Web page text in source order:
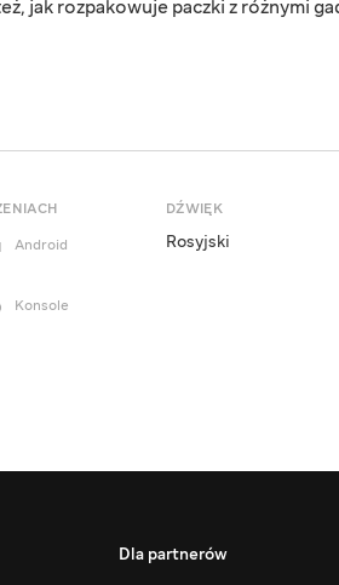
jak rozpakowuje paczki z różnymi
Android
Konsole
DŹWIĘK
Rosyjski
Dla partnerów